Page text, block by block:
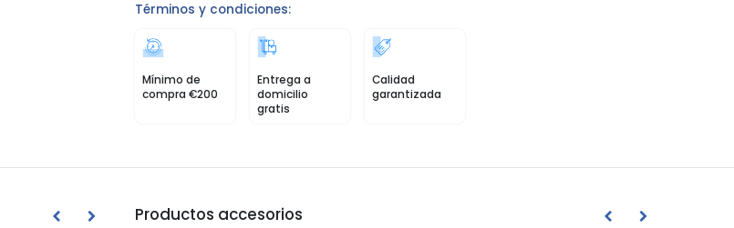
Términos y condiciones:
Mínimo de
compra €200
Entrega a
domicilio
gratis
Calidad
garantizada
Productos accesorios